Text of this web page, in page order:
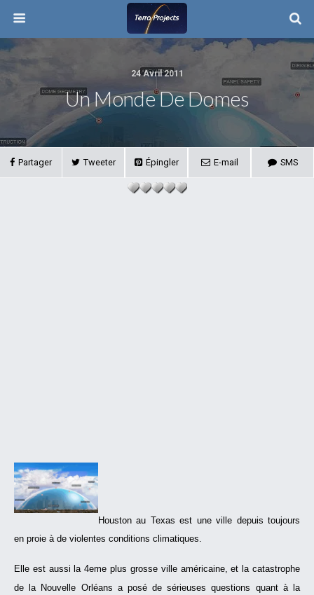
24 Avril 2011
Un Monde De Domes
Partager Tweeter Épingler E-mail SMS
Houston au Texas est une ville depuis toujours
en proie à de violentes conditions climatiques.
Elle est aussi la 4eme plus grosse ville américaine, et la catastrophe
de la Nouvelle Orléans a posé de sérieuses questions quant à la